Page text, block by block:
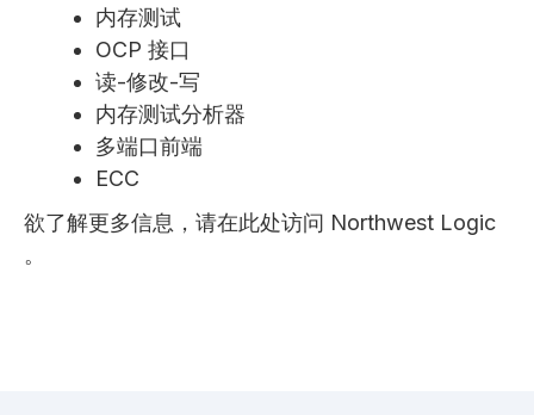
内存测试
OCP 接口
读-修改-写
内存测试分析器
多端口前端
ECC
欲了解更多信息，请在此处访问 Northwest Logic
。